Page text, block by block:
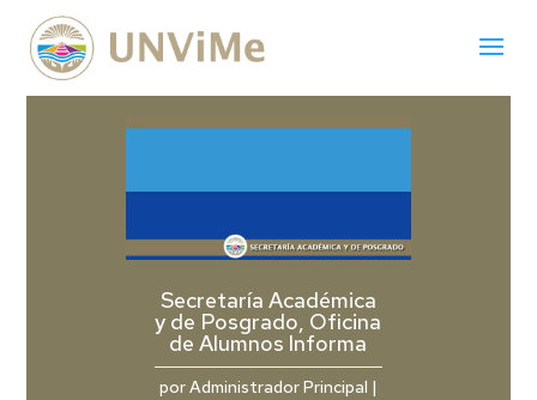
Secretaría Académica
y de Posgrado, Oficina
de Alumnos Informa
porAdministrador Principal |